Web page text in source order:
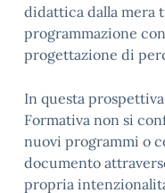
didattica dalla mera
programmazione
progettazione di
In questa
Formativa non si
nuovi programmi o
documento
propria